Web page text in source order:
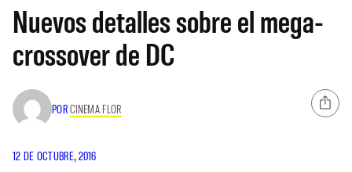
Nuevos detalles sobre el mega-
crossover de DC
PORCINEMA FLOR
12 DE OCTUBRE, 2016